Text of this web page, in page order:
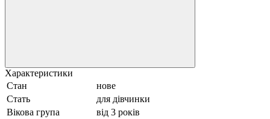
Характеристики
Стан
нове
Стать
для дівчинки
Вікова група
від 3 років